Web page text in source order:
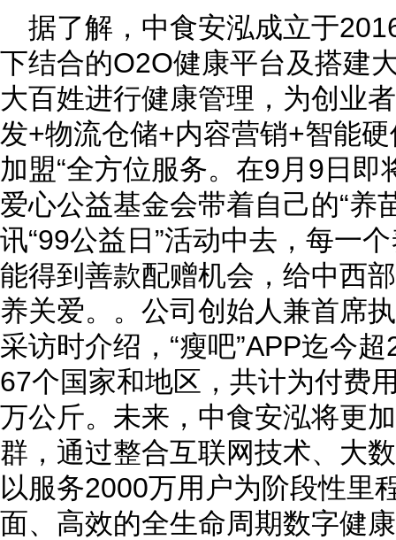
据了解，中食安泓成立于
下结合的O2O健康平台及搭建
大百姓进行健康管理，为创业
发+物流仓储+内容营销+智能
加盟“全方位服务。在9月9日
爱心公益基金会带着自己的“养
讯“99公益日”活动中去，每一
能得到善款配赠机会，给中西
养关爱。。公司创始人兼首席
采访时介绍，“瘦吧”APP迄今
67个国家和地区，共计为付费
万公斤。未来，中食安泓将更
群，通过整合互联网技术、大
以服务2000万用户为阶段性里
面、高效的全生命周期数字健